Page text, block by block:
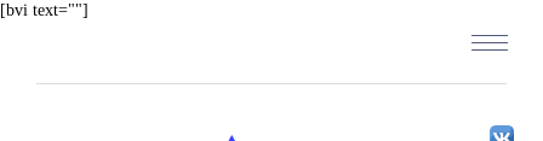
[bvi text=""]